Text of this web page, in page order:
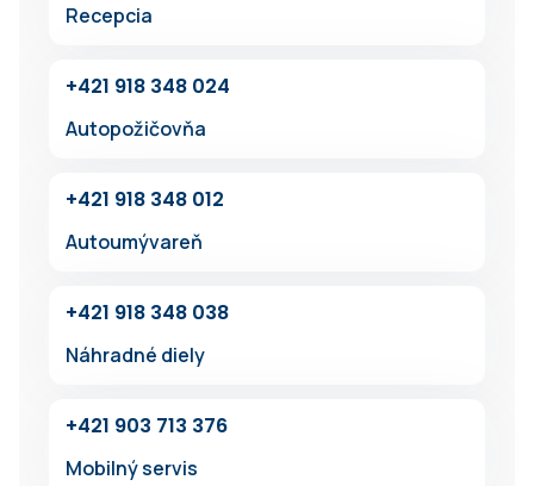
Recepcia
+42‍1 918 348 024
Autopožičovňa
+42‍1 91‍8 348 012
Autoumývareň
+4‍21 918 34‍8 038
Náhradné diely
+421 903 713 376
Mobilný servis